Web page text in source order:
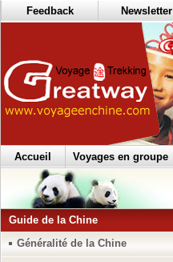
Feedback Newsletter
Accueil Voyages en groupe
Guide de la Chine
Généralité de la Chine